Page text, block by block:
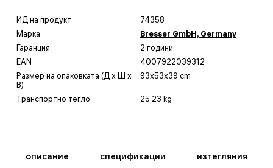
ИД на продукт
74358
Марка
Bresser GmbH, Germany
Гаранция
2 години
EAN
4007922039312
Размер на опаковката (Д x Ш x
В)
93x53x39 cm
Транспортно тегло 25.23 kg
описание спецификации
изтегляния